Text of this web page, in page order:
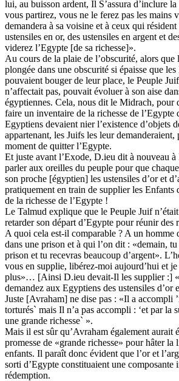
lui, au buisson ardent, Il S’assura d’inclure
vous partirez, vous ne le ferez pas les mains
demandera à sa voisine et à ceux qui résident
ustensiles en or, des ustensiles en argent et
viderez l’Egypte [de sa richesse]».
Au cours de la plaie de l’obscurité, alors que
plongée dans une obscurité si épaisse que
pouvaient bouger de leur place, le Peuple
n’affectait pas, pouvait évoluer à son aise
égyptiennes. Cela, nous dit le Midrach, pour
faire un inventaire de la richesse de l’Egypte
Egyptiens devaient nier l’existence d’objets
appartenant, les Juifs les leur demanderaient,
moment de quitter l’Egypte.
Et juste avant l’Exode, D.ieu dit à nouveau
parler aux oreilles du peuple pour que
son proche [égyptien] les ustensiles d’or et
pratiquement en train de supplier les Enfants
de la richesse de l’Egypte !
Le Talmud explique que le Peuple Juif
retarder son départ d’Egypte pour réunir des
A quoi cela est-il comparable ? A un homme
dans une prison et à qui l’on dit : «demain, tu
prison et tu recevras beaucoup d’argent».
vous en supplie, libérez-moi aujourd’hui et
plus»… [Ainsi D.ieu devait-Il les supplier :]
demandez aux Egyptiens des ustensiles d’or
Juste [Avraham] ne dise pas : «Il a accompli
torturés` mais Il n’a pas accompli : ‘et par la
une grande richesse` ».
Mais il est sûr qu’Avraham également aurait
promesse de «grande richesse» pour hâter la
enfants. Il paraît donc évident que l’or et
sorti d’Egypte constituaient une composante
rédemption.